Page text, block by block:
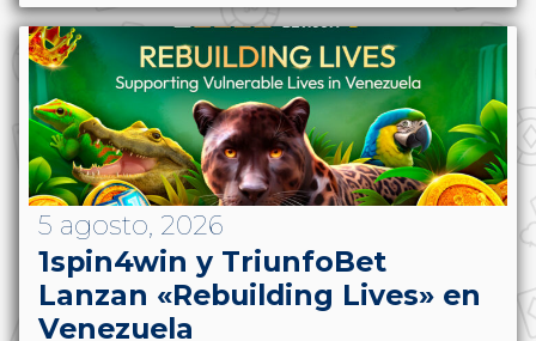
5 agosto, 2026
1spin4win y TriunfoBet
Lanzan «Rebuilding Lives» en
Venezuela